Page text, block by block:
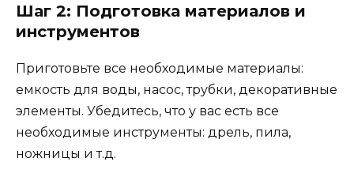
Шаг 2: Подготовка материалов и
инструментов
Приготовьте все необходимые материалы:
емкость для воды, насос, трубки, декоративные
элементы. Убедитесь, что у вас есть все
необходимые инструменты: дрель, пила,
ножницы и т.д.